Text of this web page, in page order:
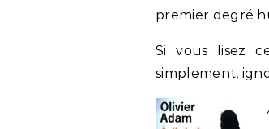
premier degré
Si vous lisez
simplement,